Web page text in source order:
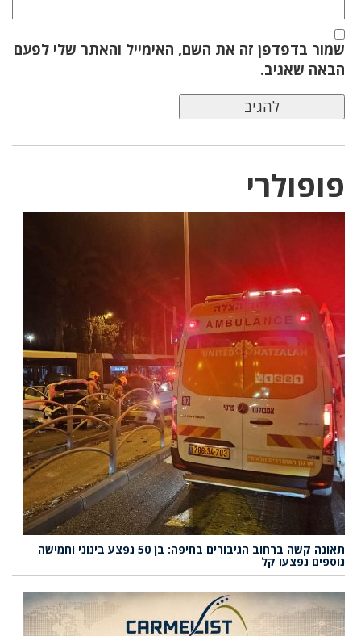
שמור בדפדפן זה את השם, האימייל והאתר שלי לפעם
הבאה שאגיב.
פופולרי
תאונה קשה ברחוב הגיבורים בחיפה: בן 50 נפצע בינוני וחמישה
נוספים נפצעו קל